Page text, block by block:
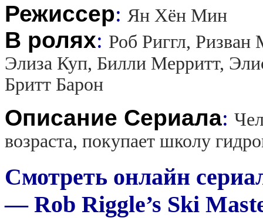
Режиссер: Ян Хён Мин
В ролях: Роб Риггл,
Элиза Куп, Билли Мерритт,
Бритт Барон
Описание Сериала:
возраста, покупает школу
Смотреть онлайн
— Rob Riggle’s Ski